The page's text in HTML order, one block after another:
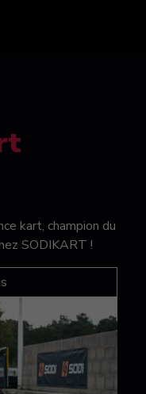
kart, champion du
SODIKART !